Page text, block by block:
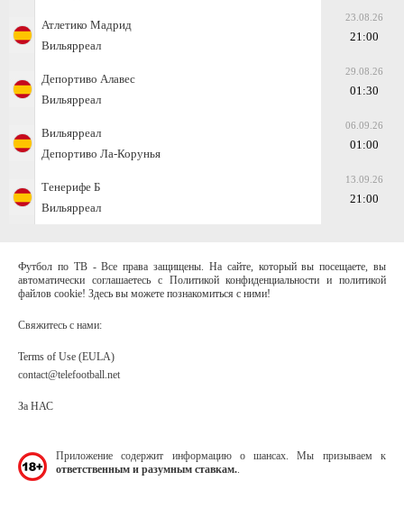
Атлетико Мадрид
Вильярреал
23.08.26
21:00
Депортиво Алавес
Вильярреал
29.08.26
01:30
Вильярреал
Депортиво Ла-Корунья
06.09.26
01:00
Тенерифе Б
Вильярреал
13.09.26
21:00
Футбол по ТВ - Все права защищены. На сайте, который вы посещаете, вы
автоматически соглашаетесь с Политикой конфиденциальности и политикой
файлов cookie! Здесь вы можете познакомиться с ними!
Свяжитесь с нами:
Terms of Use (EULA)
contact@telefootball.net
За НАС
Приложение содержит информацию о шансах. Мы призываем к
ответственным и разумным ставкам.